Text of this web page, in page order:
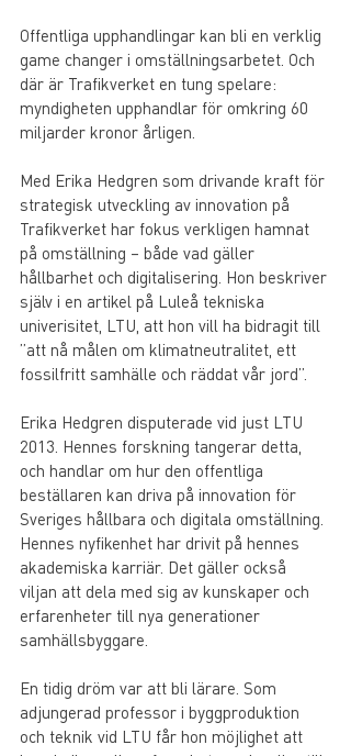
Offentliga upphandlingar kan bli en verklig
game changer i omställningsarbetet. Och
där är Trafikverket en tung spelare:
myndigheten upphandlar för omkring 60
miljarder kronor årligen.
Med Erika Hedgren som drivande kraft för
strategisk utveckling av innovation på
Trafikverket har fokus verkligen hamnat
på omställning – både vad gäller
hållbarhet och digitalisering. Hon beskriver
själv i en artikel på Luleå tekniska
univerisitet, LTU, att hon vill ha bidragit till
”att nå målen om klimatneutralitet, ett
fossilfritt samhälle och räddat vår jord”.
Erika Hedgren disputerade vid just LTU
2013. Hennes forskning tangerar detta,
och handlar om hur den offentliga
beställaren kan driva på innovation för
Sveriges hållbara och digitala omställning.
Hennes nyfikenhet har drivit på hennes
akademiska karriär. Det gäller också
viljan att dela med sig av kunskaper och
erfarenheter till nya generationer
samhällsbyggare.
En tidig dröm var att bli lärare. Som
adjungerad professor i byggproduktion
och teknik vid LTU får hon möjlighet att